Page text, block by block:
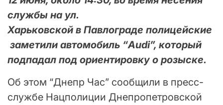
службы на ул.
Харьковской в Павлограде полицейские
заметили автомобиль “Audi”, который
подпадал под ориентировку о розыске.
Об этом “Днепр Час” сообщили в пресс-
службе Нацполиции Днепропетровской